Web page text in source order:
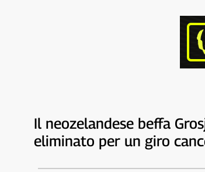
Il neozelandese beffa
eliminato per un giro